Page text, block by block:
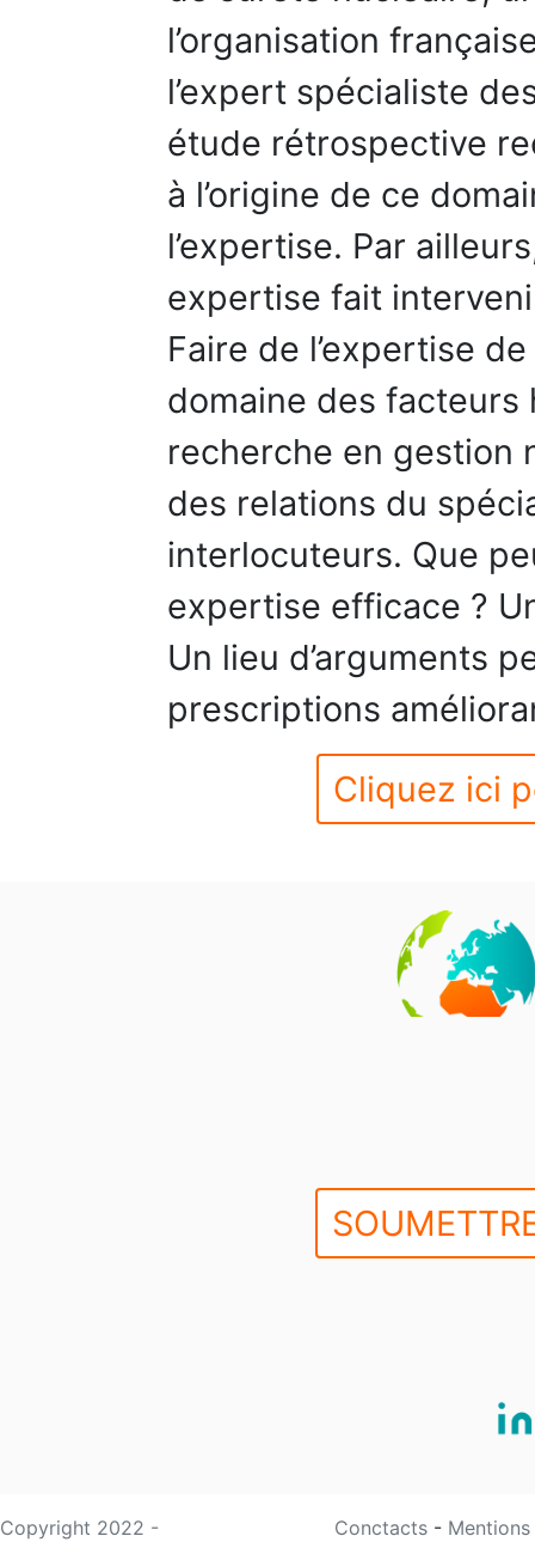
l’organisation
l’expert spécialiste
étude rétrospective
à l’origine de ce
l’expertise. Par
expertise fait
Faire de l’expertise
domaine des facteurs
recherche en gestion
des relations du
interlocuteurs. Que
expertise efficace ?
Un lieu d’arguments
prescriptions
Cliquez ici
Copyright 2022 -
Conctacts -